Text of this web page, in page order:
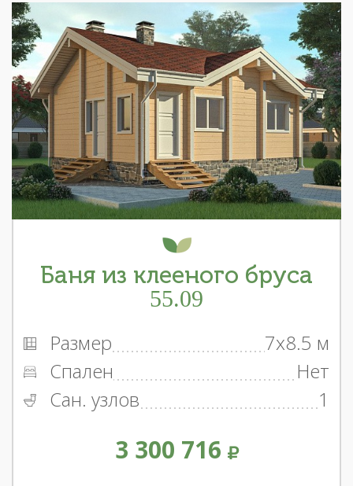
Баня из клееного бруса
55.09
Размер
7x8.5 м
Спален
Нет
Сан. узлов
1
3 300 716